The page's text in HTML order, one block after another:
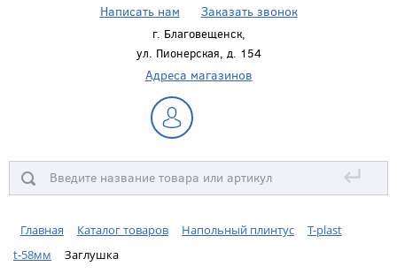
Написать нам Заказать звонок
г. Благовещенск,
ул. Пионерская, д. 154
Адреса магазинов
↵
Главная Каталог товаров Напольный плинтус
T-plast
t-58мм
Заглушка